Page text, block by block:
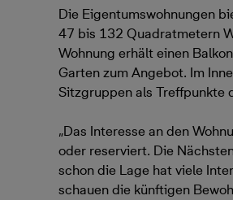
Die Eigentumswohnungen
47 bis 132 Quadratmetern
Wohnung erhält einen
Garten zum Angebot. Im
Sitzgruppen als Treffpunkte
„Das Interesse an den
oder reserviert. Die
schon die Lage hat viele
schauen die künftigen